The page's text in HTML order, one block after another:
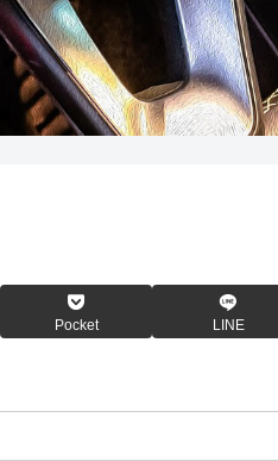
Pocket LINE